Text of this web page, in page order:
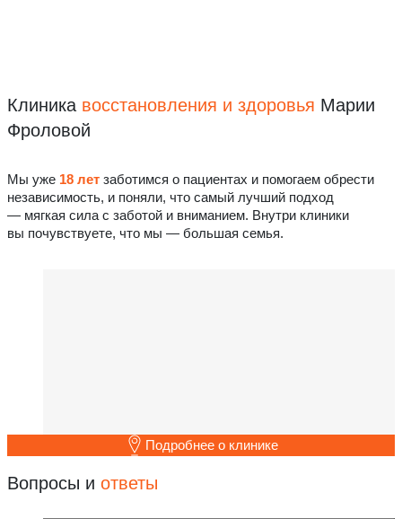
Клиника восстановления и здоровья Марии
Фроловой
Мы уже 18 лет заботимся о пациентах и помогаем обрести
независимость, и поняли, что самый лучший подход
— мягкая сила с заботой и вниманием. Внутри клиники
вы почувствуете, что мы — большая семья.
Подробнее о клинике
Вопросы и ответы